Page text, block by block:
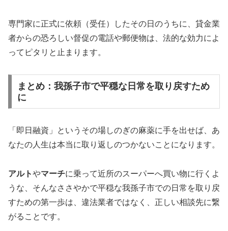
専門家に正式に依頼（受任）したその日のうちに、貸金業
者からの恐ろしい督促の電話や郵便物は、法的な効力によ
ってピタリと止まります。
まとめ：我孫子市で平穏な日常を取り戻すため
に
「即日融資」というその場しのぎの麻薬に手を出せば、あ
なたの人生は本当に取り返しのつかないことになります。
アルトやマーチに乗って近所のスーパーへ買い物に行くよ
うな、そんなささやかで平穏な我孫子市での日常を取り戻
すための第一歩は、違法業者ではなく、正しい相談先に繋
がることです。